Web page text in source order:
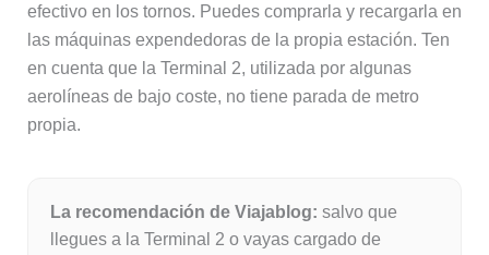
efectivo en los tornos. Puedes comprarla y recargarla en
las máquinas expendedoras de la propia estación. Ten
en cuenta que la Terminal 2, utilizada por algunas
aerolíneas de bajo coste, no tiene parada de metro
propia.
La recomendación de Viajablog: salvo que
llegues a la Terminal 2 o vayas cargado de